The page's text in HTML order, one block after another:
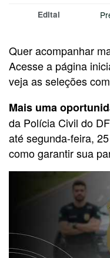
Edital
Quer acompanhar
Acesse a página
veja as seleções
Mais uma
da Polícia Civil do
até segunda-feira,
como garantir sua